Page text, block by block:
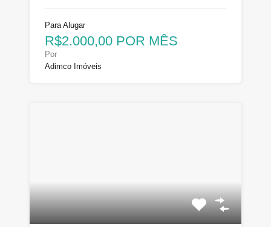
Para Alugar
R$2.000,00 POR MÊS
Por
Adimco Imóveis